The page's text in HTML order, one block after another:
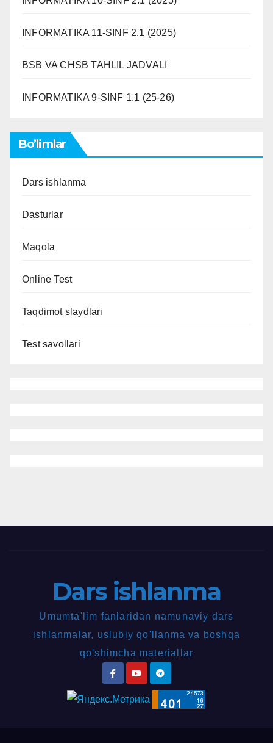
INFORMATIKA 11-SINF 2.1 (2025)
BSB VA CHSB TAHLIL JADVALI
INFORMATIKA 9-SINF 1.1 (25-26)
Bo’limlar
Dars ishlanma
Dasturlar
Maqola
Online Test
Taqdimot slaydlari
Test savollari
Dars ishlanma
Umumta'lim fanlaridan namunaviy dars
ishlanmalar, uslubiy qo'llanma va boshqa
qo'shimcha materiallar